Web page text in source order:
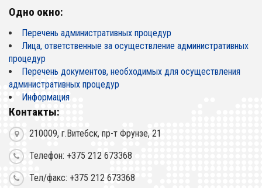
Одно окно:
Перечень административных процедур
Лица, ответственные за осуществление административных
процедур
Перечень документов, необходимых для осуществления
административных процедур
Информация
Контакты:
210009, г.Витебск, пр-т Фрунзе, 21
Телефон: +375 212 673368
Тел/факс: +375 212 673368